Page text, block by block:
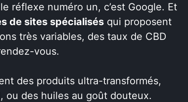
réflexe numéro un, c’est Google. Et
de sites spécialisés qui proposent
très variables, des taux de CBD
vous.
des produits ultra-transformés,
ou des huiles au goût douteux.